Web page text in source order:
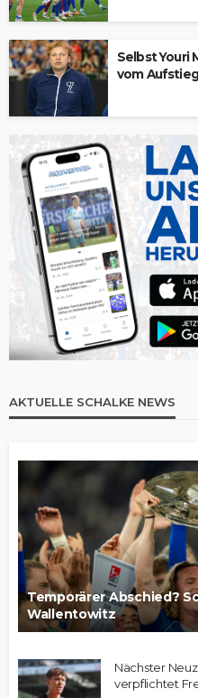
Selbst Youri
vom
AKTUELLE SCHALKE NEWS
Temporärer Abschied?
Wallentowitz
Nächster
verpflichtet